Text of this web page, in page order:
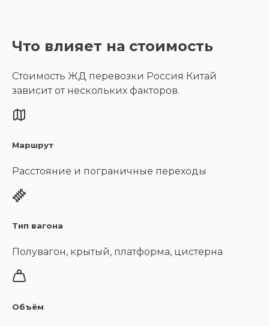
Что влияет на стоимость
Стоимость ЖД перевозки Россия Китай
зависит от нескольких факторов.
Маршрут
Расстояние и пограничные переходы
Тип вагона
Полувагон, крытый, платформа, цистерна
Объём